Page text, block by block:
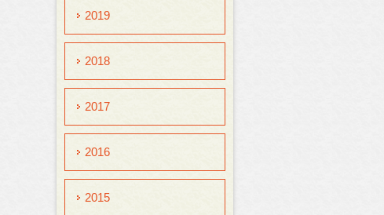
2019
2018
2017
2016
2015